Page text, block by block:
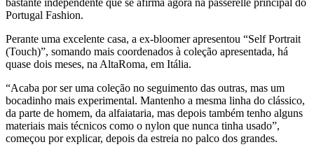
Portugal Fashion.
Perante uma excelente casa, a ex-bloomer apresentou “Self Portrait
(Touch)”, somando mais coordenados à coleção apresentada, há
quase dois meses, na AltaRoma, em Itália.
“Acaba por ser uma coleção no seguimento das outras, mas um
bocadinho mais experimental. Mantenho a mesma linha do clássico,
da parte de homem, da alfaiataria, mas depois também tenho alguns
materiais mais técnicos como o nylon que nunca tinha usado”,
começou por explicar, depois da estreia no palco dos grandes.